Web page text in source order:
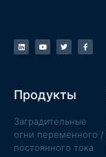
Продукты
Заградительные
огни переменного /
постоянного тока